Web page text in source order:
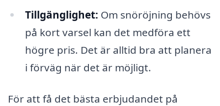
Tillgänglighet: Om snöröjning behövs
på kort varsel kan det medföra ett
högre pris. Det är alltid bra att planera
i förväg när det är möjligt.
För att få det bästa erbjudandet på